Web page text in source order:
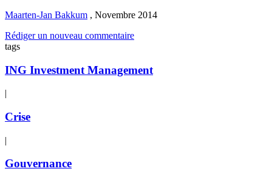
Maarten-Jan Bakkum , Novembre 2014
Rédiger un nouveau commentaire
tags
ING Investment Management
|
Crise
|
Gouvernance